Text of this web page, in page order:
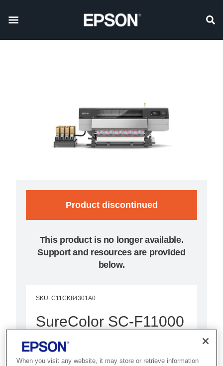
Product discontinued
This product is no longer available.
Support and resources are provided
below.
SKU: C11CK84301A0
SureColor SC-F11000
Best for textile producers and
promotional goods makers who
When you visit any website, it may store or retrieve information